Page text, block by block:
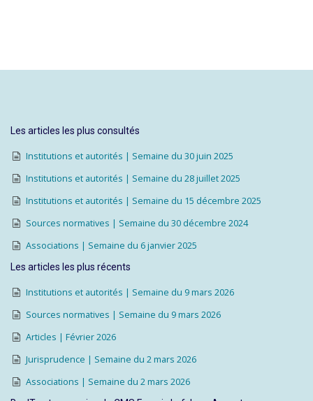
Les articles les plus consultés
Institutions et autorités | Semaine du 30 juin 2025
Institutions et autorités | Semaine du 28 juillet 2025
Institutions et autorités | Semaine du 15 décembre 2025
Sources normatives | Semaine du 30 décembre 2024
Associations | Semaine du 6 janvier 2025
Les articles les plus récents
Institutions et autorités | Semaine du 9 mars 2026
Sources normatives | Semaine du 9 mars 2026
Articles | Février 2026
Jurisprudence | Semaine du 2 mars 2026
Associations | Semaine du 2 mars 2026